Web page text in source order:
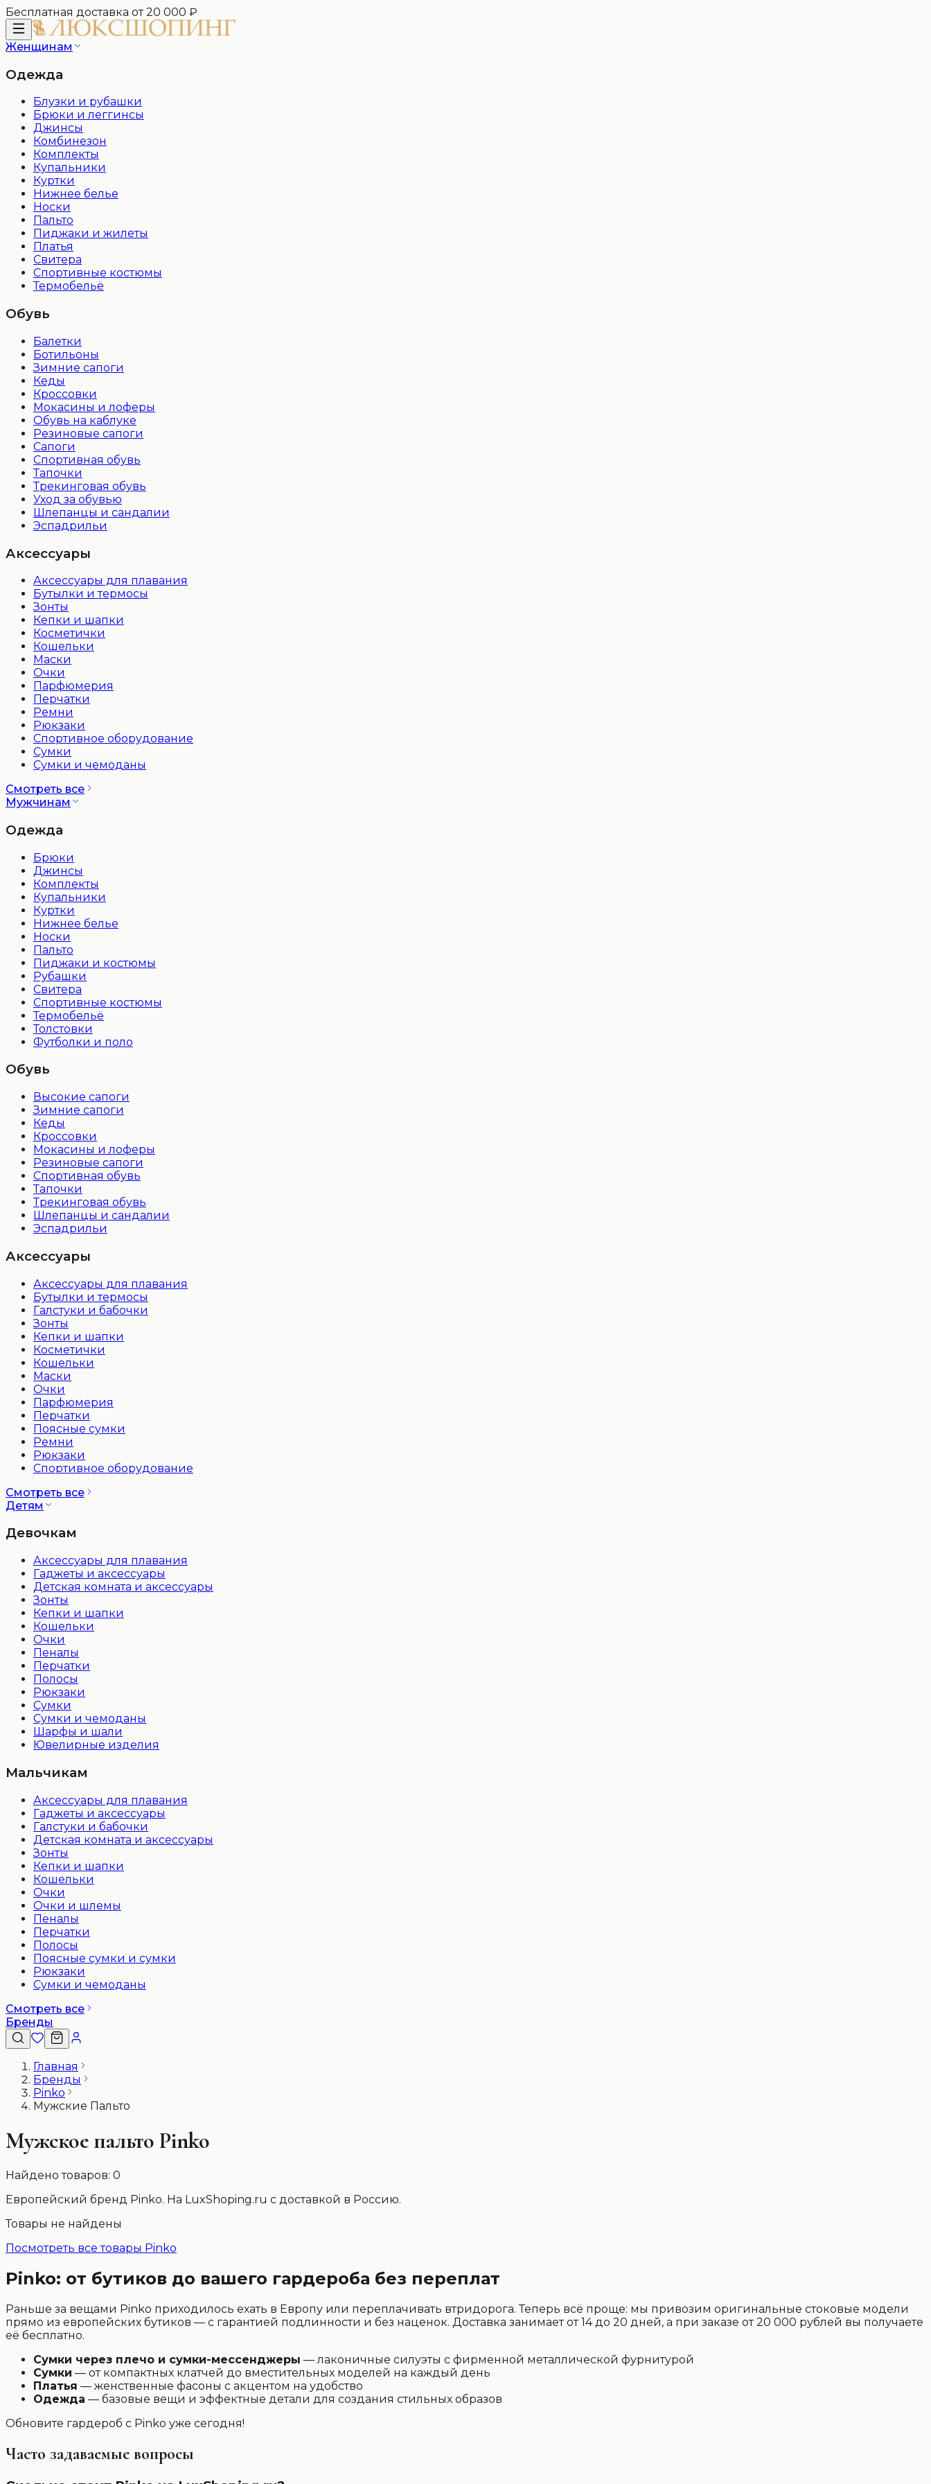
Бесплатная доставка от 20 000 ₽
Женщинам
Одежда
Блузки и рубашки
Брюки и леггинсы
Джинсы
Комбинезон
Комплекты
Купальники
Куртки
Нижнее белье
Носки
Пальто
Пиджаки и жилеты
Платья
Свитера
Спортивные костюмы
Термобельё
Обувь
Балетки
Ботильоны
Зимние сапоги
Кеды
Кроссовки
Мокасины и лоферы
Обувь на каблуке
Резиновые сапоги
Сапоги
Спортивная обувь
Тапочки
Трекинговая обувь
Уход за обувью
Шлепанцы и сандалии
Эспадрильи
Аксессуары
Аксессуары для плавания
Бутылки и термосы
Зонты
Кепки и шапки
Косметички
Кошельки
Маски
Очки
Парфюмерия
Перчатки
Ремни
Рюкзаки
Спортивное оборудование
Сумки
Сумки и чемоданы
Смотреть все
Мужчинам
Одежда
Брюки
Джинсы
Комплекты
Купальники
Куртки
Нижнее белье
Носки
Пальто
Пиджаки и костюмы
Рубашки
Свитера
Спортивные костюмы
Термобельё
Толстовки
Футболки и поло
Обувь
Высокие сапоги
Зимние сапоги
Кеды
Кроссовки
Мокасины и лоферы
Резиновые сапоги
Спортивная обувь
Тапочки
Трекинговая обувь
Шлепанцы и сандалии
Эспадрильи
Аксессуары
Аксессуары для плавания
Бутылки и термосы
Галстуки и бабочки
Зонты
Кепки и шапки
Косметички
Кошельки
Маски
Очки
Парфюмерия
Перчатки
Поясные сумки
Ремни
Рюкзаки
Спортивное оборудование
Смотреть все
Детям
Девочкам
Аксессуары для плавания
Гаджеты и аксессуары
Детская комната и аксессуары
Зонты
Кепки и шапки
Кошельки
Очки
Пеналы
Перчатки
Полосы
Рюкзаки
Сумки
Сумки и чемоданы
Шарфы и шали
Ювелирные изделия
Мальчикам
Аксессуары для плавания
Гаджеты и аксессуары
Галстуки и бабочки
Детская комната и аксессуары
Зонты
Кепки и шапки
Кошельки
Очки
Очки и шлемы
Пеналы
Перчатки
Полосы
Поясные сумки и сумки
Рюкзаки
Сумки и чемоданы
Смотреть все
Бренды
Главная
Бренды
Pinko
Мужские Пальто
Мужское пальто Pinko
Найдено товаров: 0
Европейский бренд Pinko. На LuxShoping.ru с доставкой в Россию.
Товары не найдены
Посмотреть все товары Pinko
Pinko: от бутиков до вашего гардероба без переплат
Раньше за вещами Pinko приходилось ехать в Европу или переплачивать втридорога. Теперь всё проще: мы привозим оригинальные стоковые модели
прямо из европейских бутиков — с гарантией подлинности и без наценок. Доставка занимает от 14 до 20 дней, а при заказе от 20 000 рублей вы получаете
её бесплатно.
Сумки через плечо и сумки-мессенджеры — лаконичные силуэты с фирменной металлической фурнитурой
Сумки — от компактных клатчей до вместительных моделей на каждый день
Платья — женственные фасоны с акцентом на удобство
Одежда — базовые вещи и эффектные детали для создания стильных образов
Обновите гардероб с Pinko уже сегодня!
Часто задаваемые вопросы